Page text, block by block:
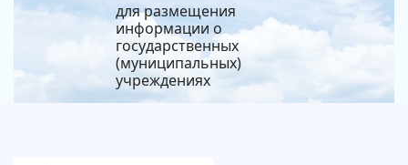
для размещения
информации о
государственных
(муниципальных)
учреждениях